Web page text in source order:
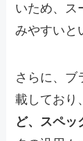
いため、ス
みやすいと
さらに、ブ
載しており
ど、スペッ